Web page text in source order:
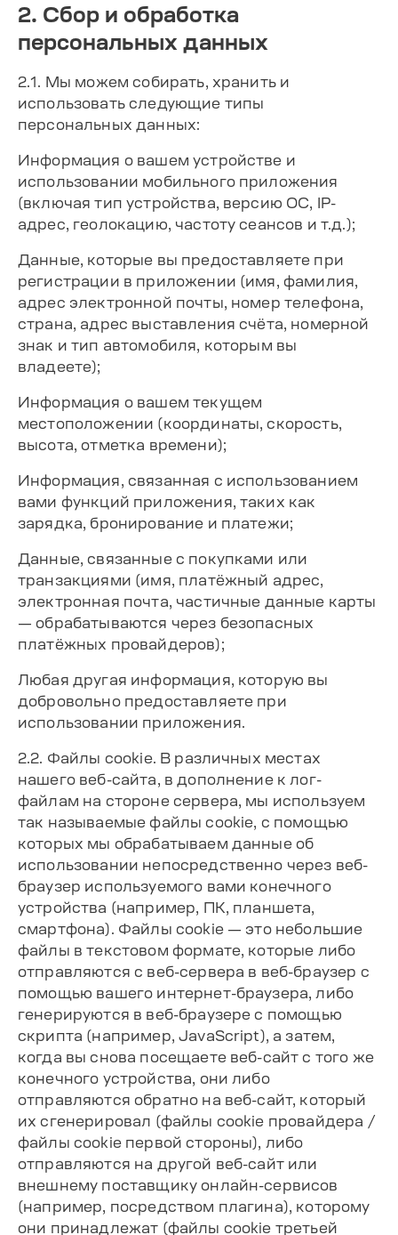
2. Сбор и обработка
персональных данных
2.1. Мы можем собирать, хранить и
использовать следующие типы
персональных данных:
Информация о вашем устройстве и
использовании мобильного приложения
(включая тип устройства, версию ОС, IP-
адрес, геолокацию, частоту сеансов и т.д.);
Данные, которые вы предоставляете при
регистрации в приложении (имя, фамилия,
адрес электронной почты, номер телефона,
страна, адрес выставления счёта, номерной
знак и тип автомобиля, которым вы
владеете);
Информация о вашем текущем
местоположении (координаты, скорость,
высота, отметка времени);
Информация, связанная с использованием
вами функций приложения, таких как
зарядка, бронирование и платежи;
Данные, связанные с покупками или
транзакциями (имя, платёжный адрес,
электронная почта, частичные данные карты
— обрабатываются через безопасных
платёжных провайдеров);
Любая другая информация, которую вы
добровольно предоставляете при
использовании приложения.
2.2. Файлы cookie. В различных местах
нашего веб-сайта, в дополнение к лог-
файлам на стороне сервера, мы используем
так называемые файлы cookie, с помощью
которых мы обрабатываем данные об
использовании непосредственно через веб-
браузер используемого вами конечного
устройства (например, ПК, планшета,
смартфона). Файлы cookie — это небольшие
файлы в текстовом формате, которые либо
отправляются с веб-сервера в веб-браузер с
помощью вашего интернет-браузера, либо
генерируются в веб-браузере с помощью
скрипта (например, JavaScript), а затем,
когда вы снова посещаете веб-сайт с того же
конечного устройства, они либо
отправляются обратно на веб-сайт, который
их сгенерировал (файлы cookie провайдера /
файлы cookie первой стороны), либо
отправляются на другой веб-сайт или
внешнему поставщику онлайн-сервисов
(например, посредством плагина), которому
они принадлежат (файлы cookie третьей